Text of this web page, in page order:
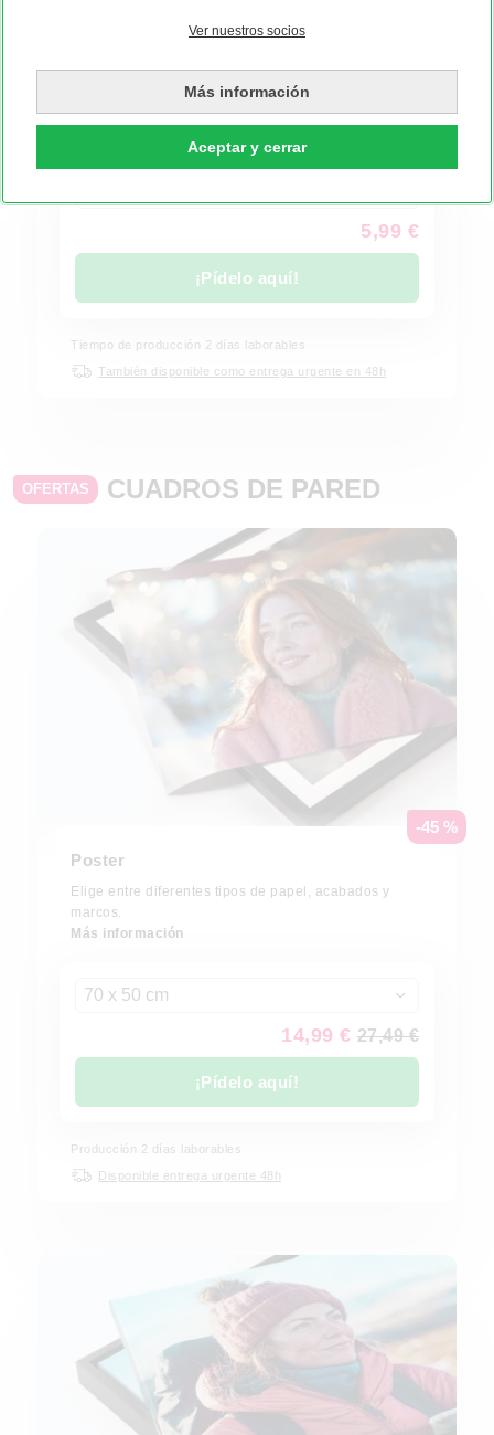
Ver nuestros socios
Más información
Aceptar y cerrar
Revelados fotográficos desde 0,08€ con calidad
Más información
5,99 €
¡Pídelo aquí!
Tiempo de producción 2 días laborables
También disponible como entrega urgente en 48h
OFERTAS CUADROS DE PARED
-45 %
Poster
Elige entre diferentes tipos de papel, acabados y
marcos.
Más información
70 x 50 cm
14,99 € 27,49 €
¡Pídelo aquí!
Producción 2 días laborables
Disponible entrega urgente 48h